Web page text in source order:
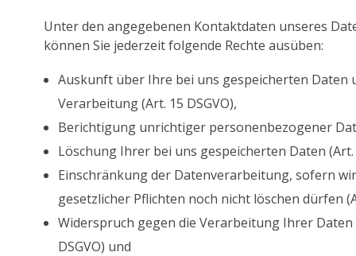
Unter den angegebenen Kontaktdaten unseres
können Sie jederzeit folgende Rechte ausüben:
Auskunft über Ihre bei uns gespeicherten Daten
Verarbeitung (Art. 15 DSGVO),
Berichtigung unrichtiger personenbezogener
Löschung Ihrer bei uns gespeicherten Daten (Art.
Einschränkung der Datenverarbeitung, sofern
gesetzlicher Pflichten noch nicht löschen dürfen
Widerspruch gegen die Verarbeitung Ihrer Daten
DSGVO) und